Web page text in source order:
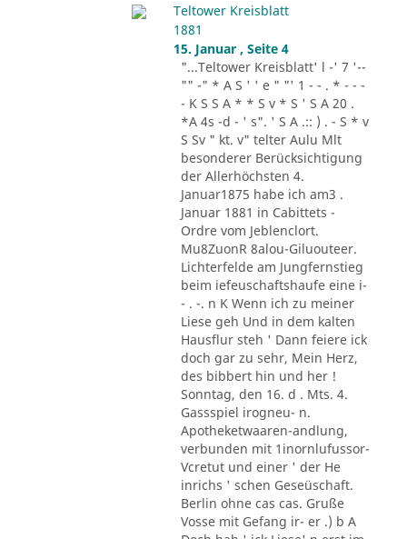
Teltower Kreisblatt
1881
15. Januar , Seite 4
"...Teltower Kreisblatt' l -' 7 '--
"" -" * A S ' ' e " "' 1 - - . * - - -
- K S S A * * S v * S ' S A 20 .
*A 4s -d - ' s". ' S A .:: ) . - S * v
S Sv " kt. v" telter Aulu Mlt
besonderer Berücksichtigung
der Allerhöchsten 4.
Januar1875 habe ich am3 .
Januar 1881 in Cabittets -
Ordre vom Jeblenclort.
Mu8ZuonR 8alou-Giluouteer.
Lichterfelde am Jungfernstieg
beim iefeuschaftshaufe eine i-
- . -. n K Wenn ich zu meiner
Liese geh Und in dem kalten
Hausflur steh ' Dann feiere ick
doch gar zu sehr, Mein Herz,
des bibbert hin und her !
Sonntag, den 16. d . Mts. 4.
Gassspiel irogneu- n.
Apotheketwaaren-andlung,
verbunden mit 1inornlufussor-
Vcretut und einer ' der He
inrichs ' schen Geseüschaft.
Berlin ohne cas cas. Gruße
Vosse mit Gefang ir- er .) b A